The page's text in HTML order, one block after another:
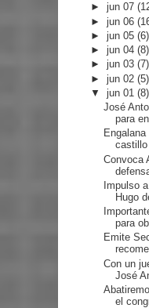
►jun 07
►jun 06
►jun 05(6)
►jun 04(8)
►jun 03(7)
►jun 02(5)
▼jun 01(8)
José
para
Convoca
Impulso
Hugo
para
Emite
Con un
José
el